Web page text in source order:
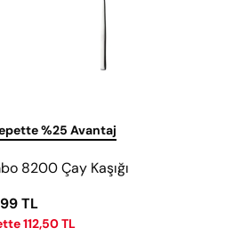
%25 Avantaj
8200 Çay Kaşığı
TL
112,50 TL